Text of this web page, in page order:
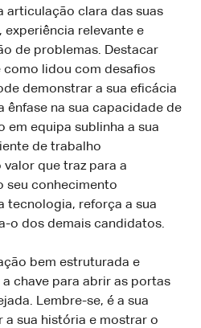
articulação clara das suas
relevante e
de problemas. Destacar
lidou com desafios
demonstrar a sua eficácia
ênfase na sua capacidade de
em equipa sublinha a sua
de trabalho
que traz para a
seu conhecimento
tecnologia, reforça a sua
o dos demais candidatos.
bem estruturada e
chave para abrir as portas
Lembre-se, é a sua
sua história e mostrar o